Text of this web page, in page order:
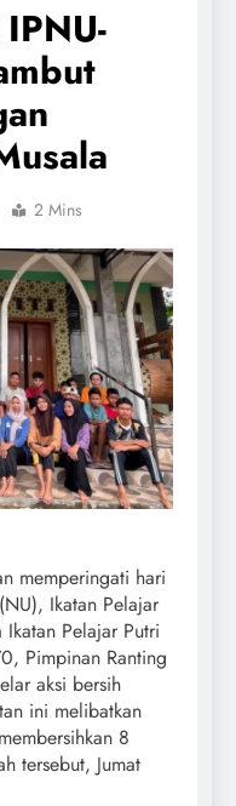
2 Mins
memperingati hari
Ikatan Pelajar
Pelajar Putri
Pimpinan Ranting
aksi bersih
ini melibatkan
8
tersebut, Jumat